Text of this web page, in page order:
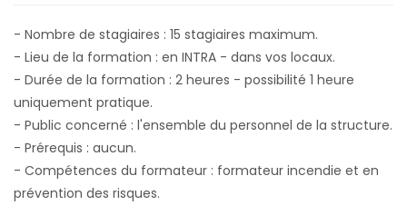
- Nombre de stagiaires : 15 stagiaires maximum.
- Lieu de la formation : en INTRA - dans vos locaux.
- Durée de la formation : 2 heures - possibilité 1 heure
uniquement pratique.
- Public concerné : l'ensemble du personnel de la structure.
- Prérequis : aucun.
- Compétences du formateur : formateur incendie et en
prévention des risques.